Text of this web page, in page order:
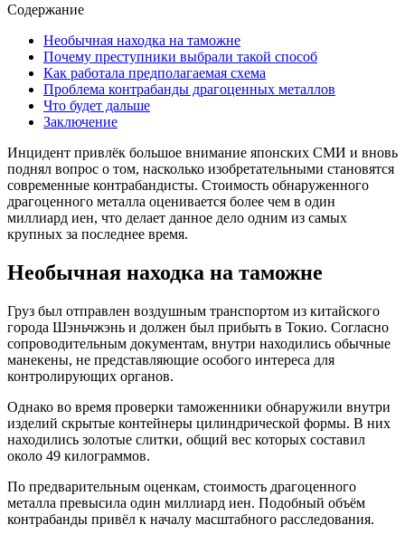
Содержание
Необычная находка на таможне
Почему преступники выбрали такой способ
Как работала предполагаемая схема
Проблема контрабанды драгоценных металлов
Что будет дальше
Заключение
Инцидент привлёк большое внимание японских СМИ и вновь
поднял вопрос о том, насколько изобретательными становятся
современные контрабандисты. Стоимость обнаруженного
драгоценного металла оценивается более чем в один
миллиард иен, что делает данное дело одним из самых
крупных за последнее время.
Необычная находка на таможне
Груз был отправлен воздушным транспортом из китайского
города Шэньчжэнь и должен был прибыть в Токио. Согласно
сопроводительным документам, внутри находились обычные
манекены, не представляющие особого интереса для
контролирующих органов.
Однако во время проверки таможенники обнаружили внутри
изделий скрытые контейнеры цилиндрической формы. В них
находились золотые слитки, общий вес которых составил
около 49 килограммов.
По предварительным оценкам, стоимость драгоценного
металла превысила один миллиард иен. Подобный объём
контрабанды привёл к началу масштабного расследования.